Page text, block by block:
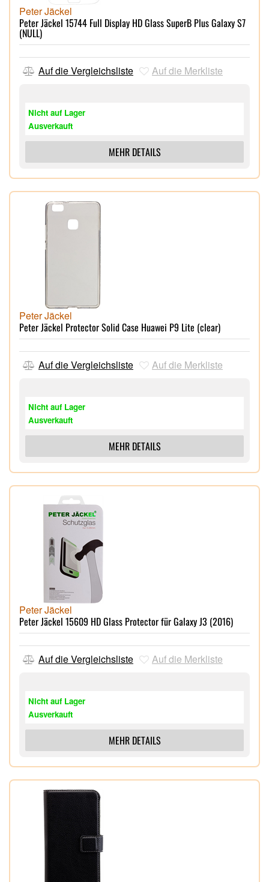
Peter Jäckel
Peter Jäckel 15744 Full Display HD Glass SuperB Plus Galaxy S7
(NULL)
Auf die Vergleichsliste Auf die Merkliste
Nicht auf Lager
Ausverkauft
MEHR DETAILS
Peter Jäckel
Peter Jäckel Protector Solid Case Huawei P9 Lite (clear)
Auf die Vergleichsliste Auf die Merkliste
Nicht auf Lager
Ausverkauft
MEHR DETAILS
Peter Jäckel
Peter Jäckel 15609 HD Glass Protector für Galaxy J3 (2016)
Auf die Vergleichsliste Auf die Merkliste
Nicht auf Lager
Ausverkauft
MEHR DETAILS